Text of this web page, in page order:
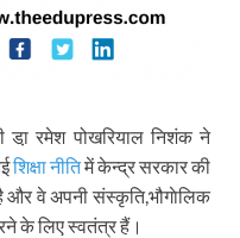
डा़ रमेश पोखरियाल निशंक ने
शिक्षा नीतिमें केन्द्र सरकार की
और वे अपनी संस्कृति,भौगाेलिक
के लिए स्वतंत्र हैं।